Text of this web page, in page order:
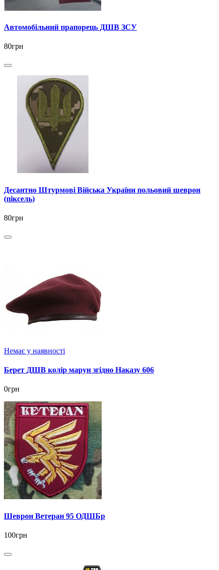
Автомобільний прапорець ДШВ ЗСУ
80грн
Десантно Штурмові Війська України польовий шеврон
(піксель)
80грн
Немає у наявності
Берет ДШВ колір марун згідно Наказу 606
0грн
Шеврон Ветеран 95 ОДШБр
100грн